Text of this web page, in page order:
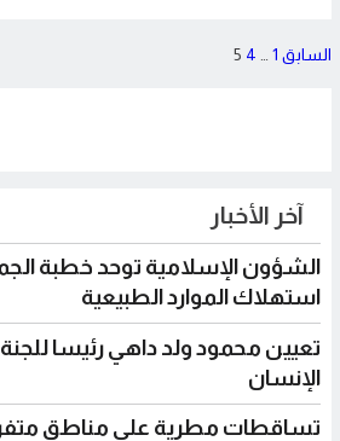
تعدد
السابق 1
4
5
آخر الأخبار
الشؤون الإسلامية توحد خطبة
استهلاك الموارد الطبيعية
تعيين محمود ولد داهي رئيسا
الإنسان
تساقطات مطرية على مناطق